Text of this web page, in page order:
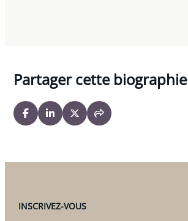
Partager cette biographie
INSCRIVEZ-VOUS